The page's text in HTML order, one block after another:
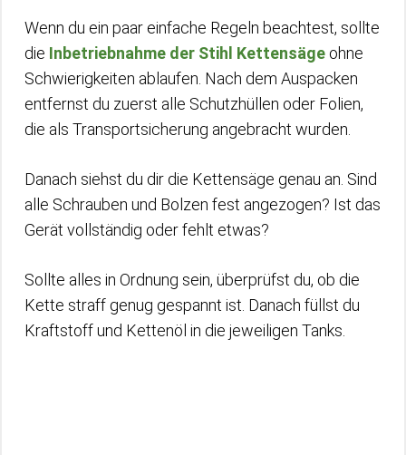
Wenn du ein paar einfache Regeln beachtest, sollte
die Inbetriebnahme der Stihl Kettensäge ohne
Schwierigkeiten ablaufen. Nach dem Auspacken
entfernst du zuerst alle Schutzhüllen oder Folien,
die als Transportsicherung angebracht wurden.
Danach siehst du dir die Kettensäge genau an. Sind
alle Schrauben und Bolzen fest angezogen? Ist das
Gerät vollständig oder fehlt etwas?
Sollte alles in Ordnung sein, überprüfst du, ob die
Kette straff genug gespannt ist. Danach füllst du
Kraftstoff und Kettenöl in die jeweiligen Tanks.